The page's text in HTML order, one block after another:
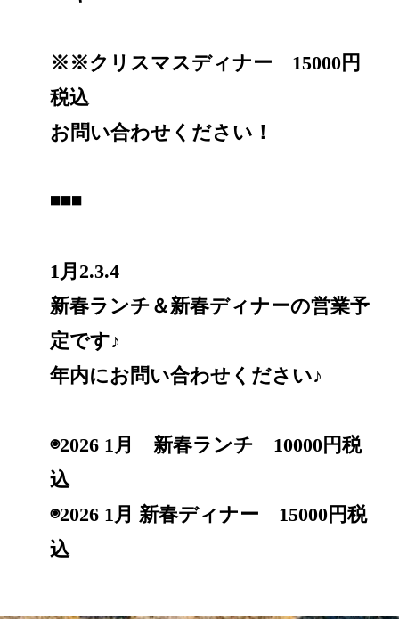
※※クリスマスディナー 15000円
税込
お問い合わせください！
◾️◾️◾️
1月2.3.4
新春ランチ＆新春ディナーの営業予
定です♪
年内にお問い合わせください♪
◉2026 1月 新春ランチ 10000円税
込
◉2026 1月 新春ディナー 15000円税
込